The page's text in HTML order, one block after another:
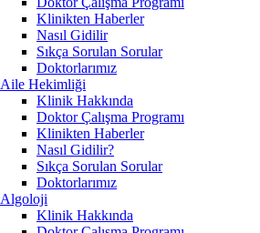
Klinikten Haberler
Nasıl Gidilir
Sıkça Sorulan Sorular
Doktorlarımız
Aile Hekimliği
Klinik Hakkında
Doktor Çalışma Programı
Klinikten Haberler
Nasıl Gidilir?
Sıkça Sorulan Sorular
Doktorlarımız
Algoloji
Klinik Hakkında